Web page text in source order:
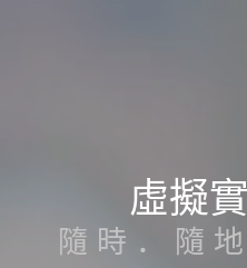
虛擬
隨 時 ． 隨 地